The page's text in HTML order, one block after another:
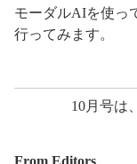
モーダルAIを使っ
行ってみます。
10月号は
From Editors